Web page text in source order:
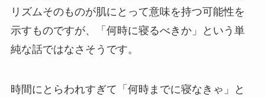
リズムそのものが肌にとって意味を持つ可能性を
示すものですが、「何時に寝るべきか」という単
純な話ではなさそうです。
時間にとらわれすぎて「何時までに寝なきゃ」と